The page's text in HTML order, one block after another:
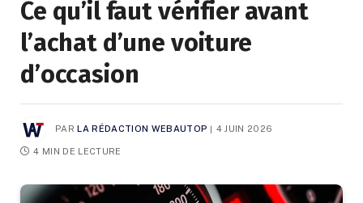
Ce qu’il faut vérifier avant
l’achat d’une voiture
d’occasion
PAR LA RÉDACTION WEBAUTOP 4 JUIN 2026
4 MIN DE LECTURE